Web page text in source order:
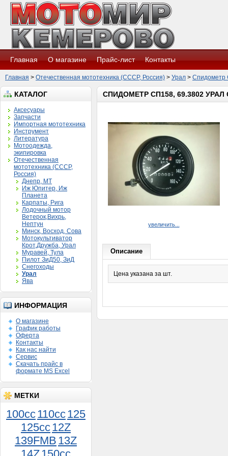
Главная О магазине Прайс-лист Контакты
Главная > Отечественная мототехника (СССР, Россия) > Урал > Спидометр
КАТАЛОГ
Аксесуары
Запчасти
Импортная мототехника
Инструмент
Литература
Мотоодежда,
экипировка
Отечественная
мототехника (СССР,
Россия)
Днепр, МТ
Иж Юпитер, Иж
Планета
Карпаты, Рига
Лодочный мотор
Ветерок,Вихрь,
Нептун
Минск, Восход, Сова
Мотокультиватор
Крот,Дружба, Урал
Муравей, Тула
Пилот ЗиД50, ЗиД
Снегоходы
Урал
Ява
ИНФОРМАЦИЯ
О магазине
График работы
Оферта
Контакты
Как нас найти
Сервис
Скачать прайс в
формате MS Excel
МЕТКИ
100cc110cc125
125cc12Z
139FMB 13Z
СПИДОМЕТР СП158, 69.3802
увеличить...
Описание
Цена указана за шт.